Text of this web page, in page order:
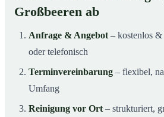
Großbeeren ab
Anfrage & Angebot – kostenlos
oder telefonisch
Terminvereinbarung – flexibel,
Umfang
Reinigung vor Ort – strukturiert,